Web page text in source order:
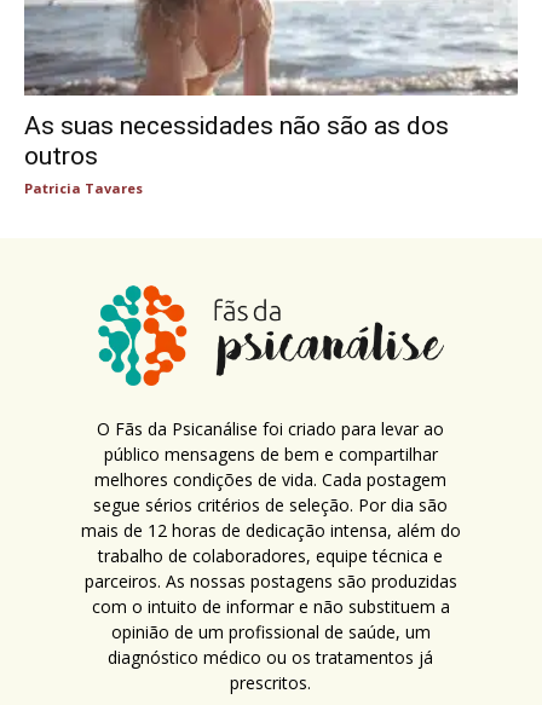
As suas necessidades não são as dos
outros
Patricia Tavares
O Fãs da Psicanálise foi criado para levar ao
público mensagens de bem e compartilhar
melhores condições de vida. Cada postagem
segue sérios critérios de seleção. Por dia são
mais de 12 horas de dedicação intensa, além do
trabalho de colaboradores, equipe técnica e
parceiros. As nossas postagens são produzidas
com o intuito de informar e não substituem a
opinião de um profissional de saúde, um
diagnóstico médico ou os tratamentos já
prescritos.